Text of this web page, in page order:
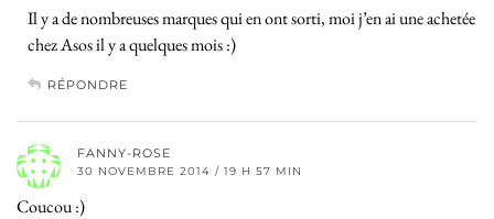
Il y a de nombreuses marques qui en ont sorti, moi j’en ai une achetée
chez Asos il y a quelques mois :)
RÉPONDRE
FANNY-ROSE
30 NOVEMBRE 2014 / 19 H 57 MIN
Coucou :)